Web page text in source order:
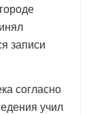
записи
согласно
учил